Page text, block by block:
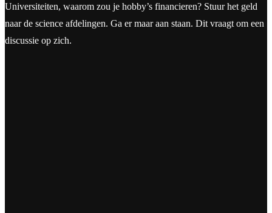
Universiteiten, waarom zou je hobby’s financieren? Stuur het geld
naar de science afdelingen. Ga er maar aan staan. Dit vraagt om een
discussie op zich.